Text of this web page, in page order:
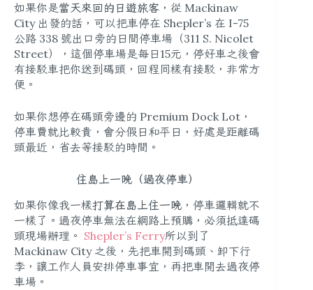
如果你是當天來回的日遊旅客 ，從 Mackinaw
City 出發的話，可以把車停在 Shepler’s 在 I-75
公路 338 號出口旁的日間停車場（311 S. Nicolet
Street），這個停車場是每日15元，停好車之後會
有接駁車把你送到碼頭，回程同樣有接駁，非常方
便。
如果你想停在碼頭旁邊的 Premium Dock Lot，
停車費就比較貴，會分假日和平日，好處是距離碼
頭最近，省去等接駁的時間。
住島上一晚（過夜停車）
如果你像我一樣打算在島上住一晚 ，停車邏輯就不
一樣了。過夜停車無法在網路上預購，必須抵達碼
頭現場辦理。 Shepler’s Ferry所以到了
Mackinaw City 之後，先把車開到碼頭、卸下行
李，讓工作人員安排停車事宜，再把車開去過夜停
車場。